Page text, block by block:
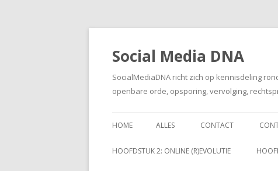
Social Media DNA
SocialMediaDNA richt zich op kennisdeling
openbare orde, opsporing, vervolging,
HOME ALLES CONTACT
HOOFDSTUK 2: ONLINE (R)EVOLUTIE